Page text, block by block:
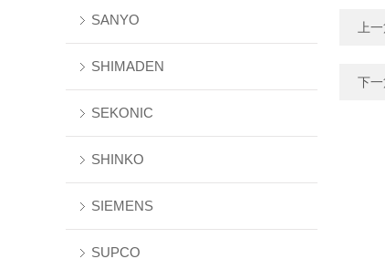
SANYO
SHIMADEN
SEKONIC
SHINKO
SIEMENS
SUPCO
上
下一